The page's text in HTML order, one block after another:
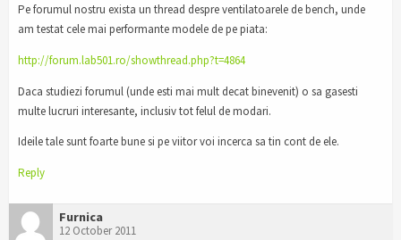
Pe forumul nostru exista un thread despre ventilatoarele de bench, unde
am testat cele mai performante modele de pe piata:
http://forum.lab501.ro/showthread.php?t=4864
Daca studiezi forumul (unde esti mai mult decat binevenit) o sa gasesti
multe lucruri interesante, inclusiv tot felul de modari.
Ideile tale sunt foarte bune si pe viitor voi incerca sa tin cont de ele.
Reply
Furnica
12 October 2011